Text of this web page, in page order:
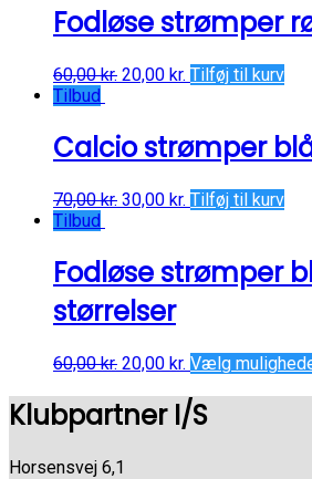
Fodløse strømper
60,00kr. 20,00 kr. Tilføj til kurv
Tilbud
Calcio strømper
70,00kr. 30,00 kr. Tilføj til kurv
Tilbud
Fodløse strømper
størrelser
60,00kr. 20,00 kr. Vælg
Klubpartner I/S
Horsensvej 6,1